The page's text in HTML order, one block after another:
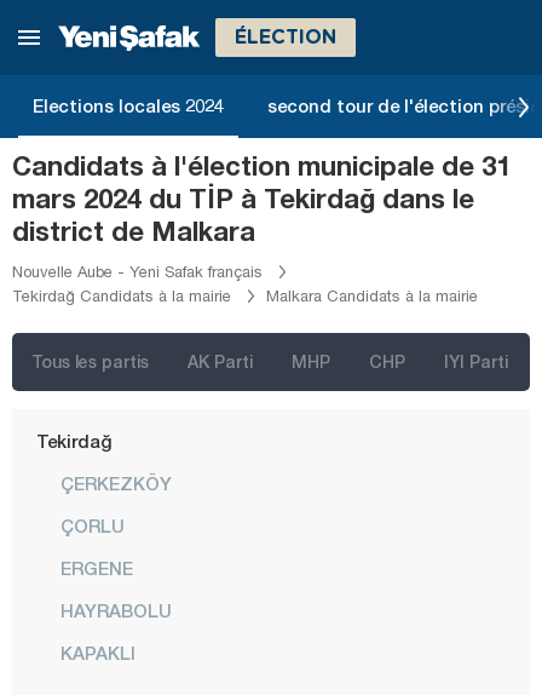
ÉLECTION
Elections locales 2024 second tour de l'élection
Candidats à l'élection municipale de 31
mars 2024 du TİP à Tekirdağ dans le
district de Malkara
Nouvelle Aube - Yeni Safak français
Tekirdağ Candidats à la mairie
Malkara Candidats à la mairie
Tous les partis AK Parti MHP CHP IYI Parti
Osmaniye
Sakarya
Samsun
Şanlıurfa
Siirt
Sinop
Sivas
Tekirdağ
ÇERKEZKÖY
ÇORLU
ERGENE
HAYRABOLU
KAPAKLI